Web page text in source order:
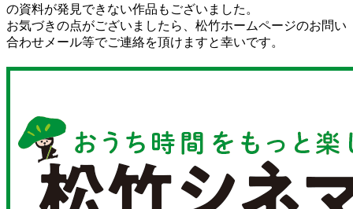
の資料が発見できない作品もございました。
お気づきの点がございましたら、松竹ホームページのお問い
合わせメール等でご連絡を頂けますと幸いです。